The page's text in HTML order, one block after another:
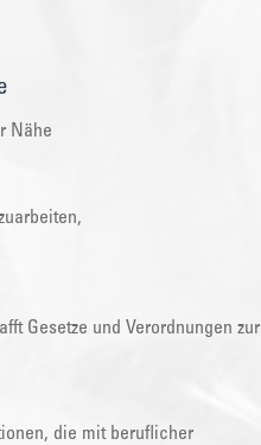
Nähe
Gesetze und Verordnungen zur
die mit beruflicher